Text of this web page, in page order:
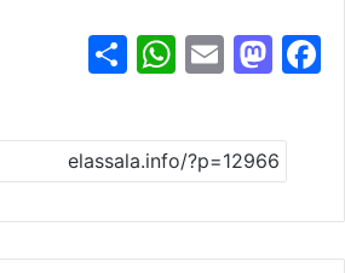
F
c
e
b
o
M
st
o
d
o
E
ai
l
W
at
s
A
p
ar
e